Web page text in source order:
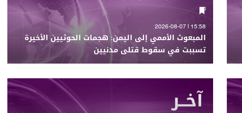
15:58 | 2026-08-07
المبعوث الأممي إلى اليمن: هجمات الحوثيين الأخيرة
تسببت في سقوط قتلى مدنيين